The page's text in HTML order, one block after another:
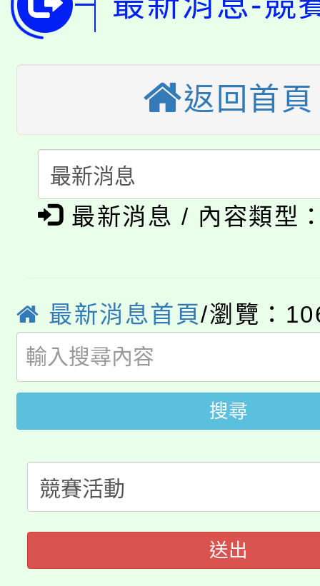
代理(課)教師甄選結果(
轉知中國文化大學推廣
《TA101》溝通分析基
程，歡迎學生輔導中心
心理、諮商輔導、社會
系所師生報名參加。
轉知苗栗縣政府辦理
縣市「校園短影音徵
門員」簡章及活動海報
踴躍報名參加。
桃園市115學年度學生
要點
「桃園市補助參觀特色
展演活動實施計畫」
115年度「教育部表揚
義教育推展貢獻獎」
公告本校115學年度第
生本土語及新住民語歌
公告本校115學年度第
代理(課)教師甄選結果(
公告本校115學年度第
代理(課)教師甄選結果(
轉知中國文化大學推廣
《TA101》溝通分析基
程，歡迎學生輔導中心
心理、諮商輔導、社會
系所師生報名參加。
轉知苗栗縣政府辦理
縣市「校園短影音徵選
門員」簡章及活動海報
踴躍報名參加。
桃園市115學年度學生
要點
「桃園市補助參觀特色
展演活動實施計畫」
115年度「教育部表揚
義教育推展貢獻獎」
返回首頁
最新消息 / 內容類型
最新消息首頁/瀏覽：
搜尋
送出